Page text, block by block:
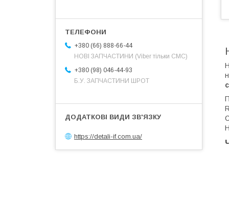
+380 (66) 888-66-44
НОВІ ЗАПЧАСТИНИ (Viber тільки СМС)
+380 (98) 046-44-93
Б.У. ЗАПЧАСТИНИ ШРОТ
https://detali-if.com.ua/